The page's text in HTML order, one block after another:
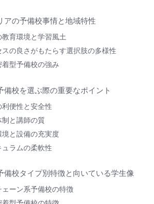
アの予備校事情と地域特性
教育環境と学習風土
スの良さがもたらす選択肢の多様性
着型予備校の強み
備校を選ぶ際の重要なポイント
利便性と安全性
制と講師の質
境と設備の充実度
ュラムの柔軟性
備校タイプ別特徴と向いている学生像
ェーン系予備校の特徴